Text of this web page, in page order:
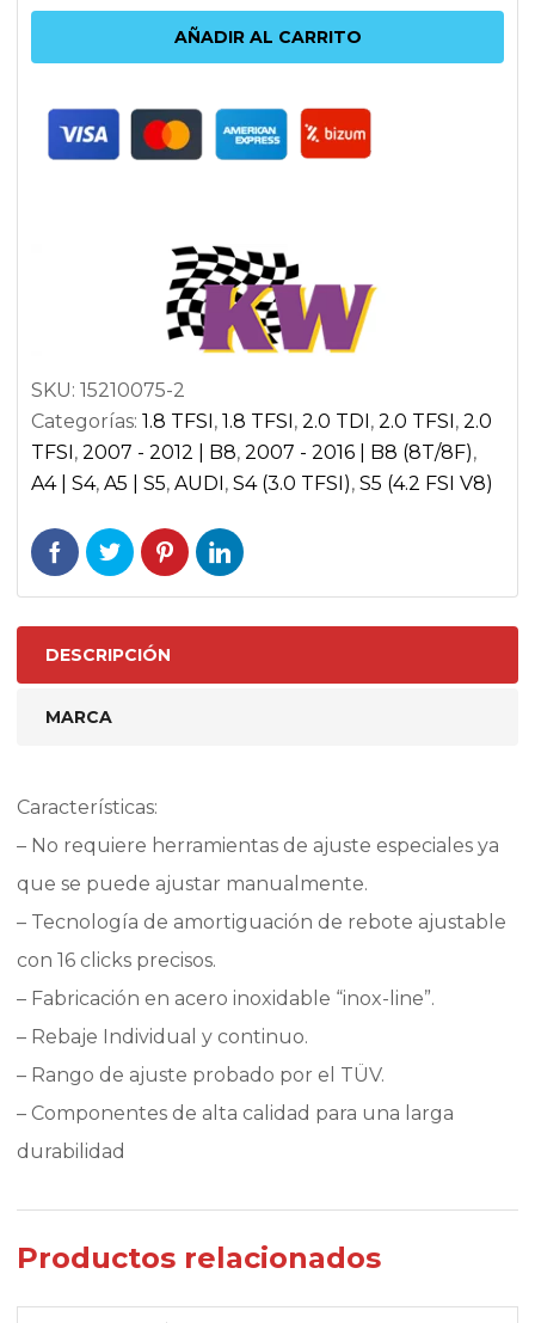
AUDI
A5/S5
AÑADIR AL CARRITO
SKU: 15210075-2
Categorías: 1.8 TFSI , 1.8 TFSI , 2.0 TDI , 2.0 TFSI , 2.0
TFSI , 2007 - 2012 | B8, 2007 - 2016 | B8 (8T/8F),
A4 | S4, A5 | S5, AUDI , S4 (3.0 TFSI), S5 (4.2 FSI V8)
DESCRIPCIÓN
MARCA
Características:
– No requiere herramientas de ajuste especiales ya
que se puede ajustar manualmente.
– Tecnología de amortiguación de rebote ajustable
con 16 clicks precisos.
– Fabricación en acero inoxidable “inox-line”.
– Rebaje Individual y continuo.
– Rango de ajuste probado por el TÜV.
– Componentes de alta calidad para una larga
durabilidad
Productos relacionados